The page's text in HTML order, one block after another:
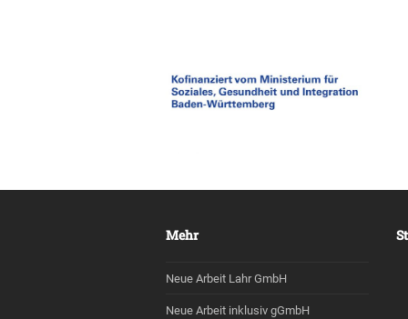
Mehr
Neue Arbeit Lahr GmbH
Neue Arbeit inklusiv gGmbH